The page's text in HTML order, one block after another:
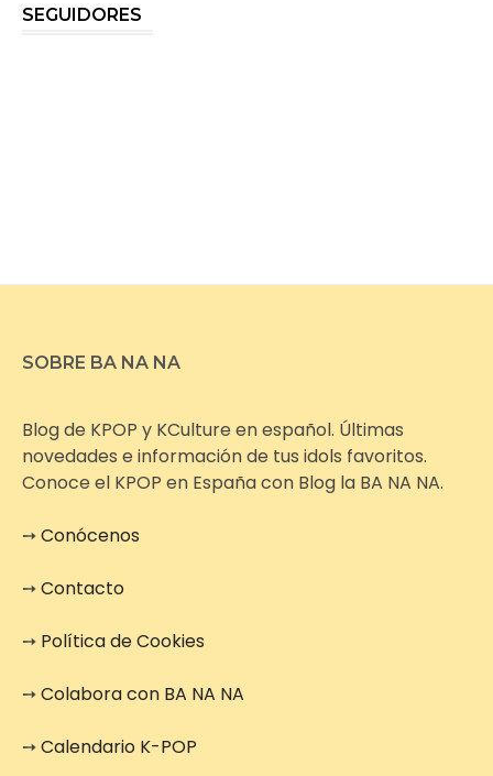
SEGUIDORES
SOBRE BA NA NA
Blog de KPOP y KCulture en español. Últimas
novedades e información de tus idols favoritos.
Conoce el KPOP en España con Blog la BA NA NA.
➙Conócenos
➙Contacto
➙ Política de Cookies
➙Colabora con BA NA NA
➙Calendario K-POP